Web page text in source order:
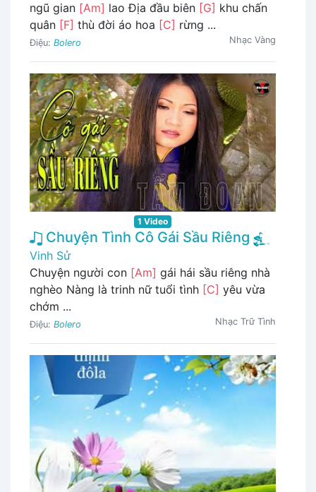
ngũ gian [Am] lao Địa đầu biên [G] khu chấn
quân [F] thù đời áo hoa [C] rừng ...
Điệu: Bolero Nhạc Vàng
1 Video
Chuyện Tình Cô Gái Sầu Riêng
Vinh Sử
Chuyện người con [Am] gái hái sầu riêng nhà
nghèo Nàng là trinh nữ tuổi tình [C] yêu vừa
chớm ...
Điệu: Bolero Nhạc Trữ Tình